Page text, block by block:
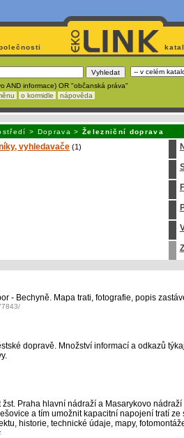
AND informace) OR "občanská práva"
o kormidle nápověda
> Doprava >Železniční doprava
vyhledavače (1)
- Bechyně. Mapa trati, fotografie, popis
dopravě. Množství informací a odkazů
Praha hlavní nádraží a Masarykovo
a tím umožnit kapacitní napojení tratí
historie, technické údaje, mapy,